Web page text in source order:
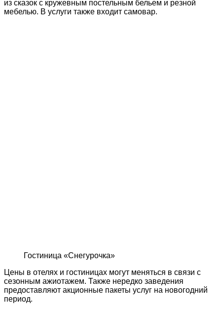
из сказок с кружевным постельным бельем и резной
мебелью. В услуги также входит самовар.
Гостиница «Снегурочка»
Цены в отелях и гостиницах могут меняться в связи с
сезонным ажиотажем. Также нередко заведения
предоставляют акционные пакеты услуг на новогодний
период.